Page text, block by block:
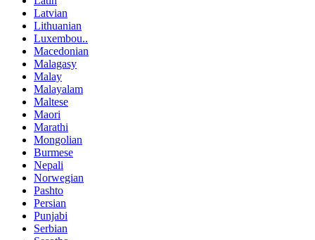
Latvian
Lithuanian
Luxembou..
Macedonian
Malagasy
Malay
Malayalam
Maltese
Maori
Marathi
Mongolian
Burmese
Nepali
Norwegian
Pashto
Persian
Punjabi
Serbian